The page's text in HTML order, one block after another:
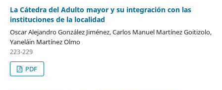
La Cátedra del Adulto mayor y su integración con las
instituciones de la localidad
Oscar Alejandro González Jiménez, Carlos Manuel Martínez Goitizolo,
Yaneláin Martínez Olmo
223-229
PDF